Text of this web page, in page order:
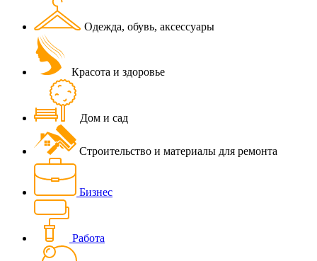
Одежда, обувь, аксессуары
Красота и здоровье
Дом и сад
Строительство и материалы для ремонта
Бизнес
Работа